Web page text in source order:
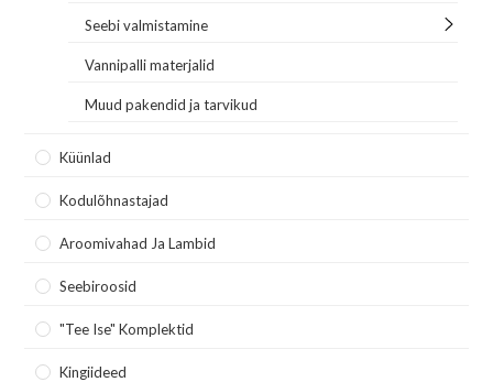
Seebi valmistamine
Vannipalli materjalid
Muud pakendid ja tarvikud
Küünlad
Kodulõhnastajad
Aroomivahad Ja Lambid
Seebiroosid
"Tee Ise" Komplektid
Kingiideed